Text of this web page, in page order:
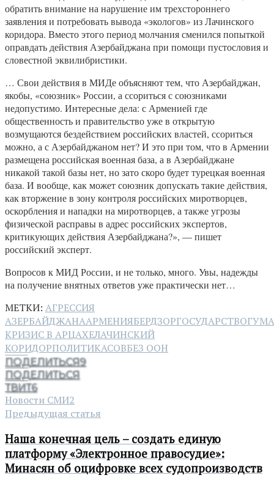
обратить внимание на нарушение им трехстороннего
заявления и потребовать вывода «экологов» из Лачинского
коридора. Вместо этого период молчания сменился попыткой
оправдать действия Азербайджана при помощи пустословия и
словестной эквилибристики.
… Свои действия в МИДе объясняют тем, что Азербайджан,
якобы, «союзник» России, а ссориться с союзниками
недопустимо. Интересные дела: с Арменией где
общественность и правительство уже в открытую
возмущаются бездействием российских властей, ссориться
можно, а с Азербайджаном нет? И это при том, что в Армении
размещена российская военная база, а в Азербайджане
никакой такой базы нет, но зато скоро будет турецкая военная
база. И вообще, как может союзник допускать такие действия,
как вторжение в зону контроля российских миротворцев,
оскорбления и нападки на миротворцев, а также угрозы
физической расправы в адрес российских экспертов,
критикующих действия Азербайджана?», — пишет
российский эксперт.
Вопросов к МИД России, и не только, много. Увы, надежды
на получение внятных ответов уже практически нет…
МЕТКИ: АГРЕССИЯ
АЗЕРБАЙДЖАНААРМЕНИЯБЕРДЗОРГОСУДАРСТВО
КРИЗИС В АРЦАХЕЛАЧИНСКИЙ
КОРИДОРПОЛИТИКАСОВБЕЗ ООН
ПОДЕЛИТЬСЯ9
ПОДЕЛИТЬСЯ
ТВИТ6
Новости СМИ2
Предыдущая статья
Наша конечная цель – создать единую
платформу «Электронное правосудие»:
Минасян об оцифровке всех судопроизводств